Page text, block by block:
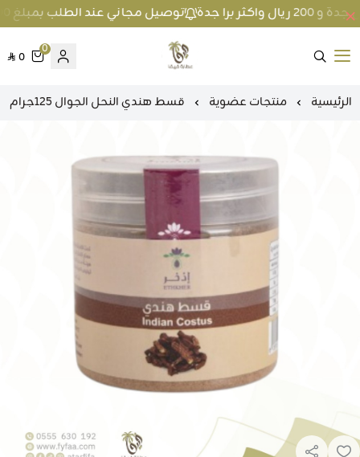
توصيل مجاني عند الطلب بمبلغ 100 ريال واكثر داخل جدة و 200 ريال واكثر برا جدة
متجر عطارة فيفا
0
0
الرئيسية منتجات عضوية قسط هندي النحل الجوال 125جرام